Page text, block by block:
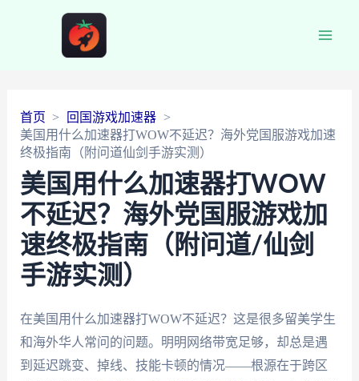
首页
回国游戏加速器
美国用什么加速器打WOW不延迟？海外党国服游戏加速
终极指南（附问道仙剑手游实测）
美国用什么加速器打WOW
不延迟？海外党国服游戏加
速终极指南（附问道/仙剑
手游实测）
在美国用什么加速器打WOW不延迟？这是很多留美学生
和海外华人常问的问题。明明网络带宽足够，却总是遇
到延迟跳变、掉线、技能卡顿的情况——根源在于跨区